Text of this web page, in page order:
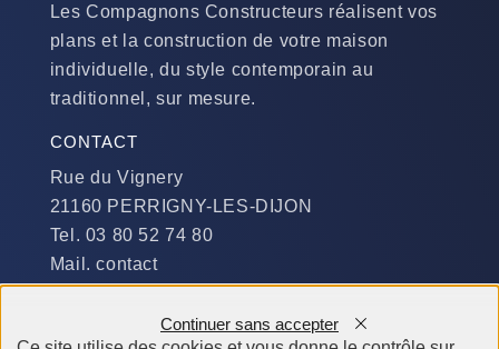
Les Compagnons Constructeurs réalisent vos
plans et la construction de votre maison
individuelle, du style contemporain au
traditionnel, sur mesure.
CONTACT
Rue du Vignery
21160 PERRIGNY-LES-DIJON
Tel. 03 80 52 74 80
Mail. contact
Du Lundi au Jeudi :
Continuer sans accepter